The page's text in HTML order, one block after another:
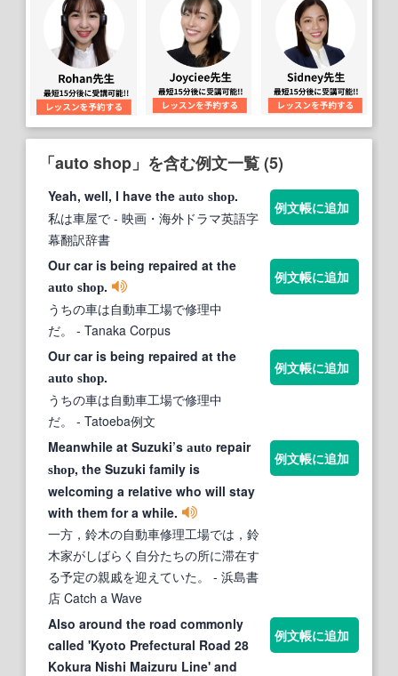
「auto shop」を含む例文一覧 (5)
Yeah, well, I have the auto shop.
私は車屋で - 映画・海外ドラマ英語字
幕翻訳辞書
例文帳に追加
Our car is being repaired at the
auto shop.
うちの車は自動車工場で修理中
だ。
- Tanaka Corpus
例文帳に追加
Our car is being repaired at the
auto shop.
うちの車は自動車工場で修理中
だ。
- Tatoeba例文
例文帳に追加
Meanwhile at Suzuki’s auto repair
shop, the Suzuki family is
welcoming a relative who will stay
with them for a while.
一方，鈴木の自動車修理工場では，鈴
木家がしばらく自分たちの所に滞在す
る予定の親戚を迎えていた。
- 浜島書
店 Catch a Wave
例文帳に追加
Also around the road commonly
called 'Kyoto Prefectural Road 28
Kokura Nishi Maizuru Line' and
例文帳に追加